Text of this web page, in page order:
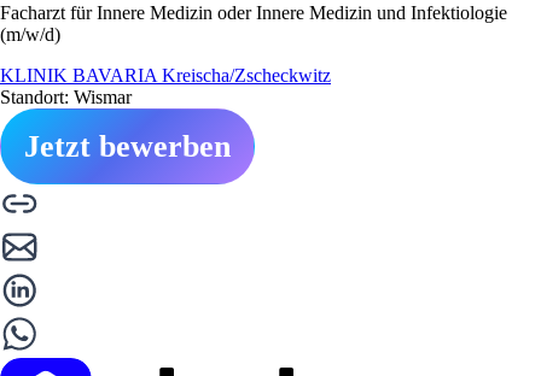
Facharzt für Innere Medizin oder Innere Medizin und Infektiologie
(m/w/d)
KLINIK BAVARIA Kreischa/Zscheckwitz
Standort: Wismar
Jetzt bewerben